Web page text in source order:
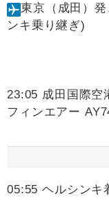
東京（成田）
ンキ乗り継ぎ)
23:05 成田国際空
フィンエアー
05:55 ヘルシンキ